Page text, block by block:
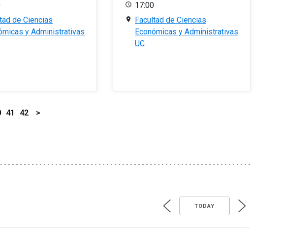
de Ciencias
y Administrativas
17:00
Facultad de Ciencias
Económicas y Administrativas
UC
41 42 >
TODAY